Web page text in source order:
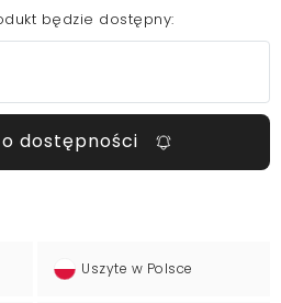
będzie dostępny:
dostępności
Uszyte w Polsce